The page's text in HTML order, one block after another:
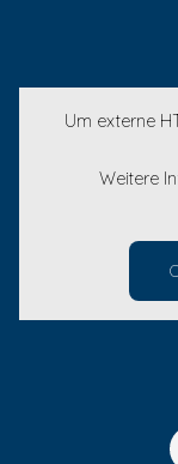
Um externe
Weitere